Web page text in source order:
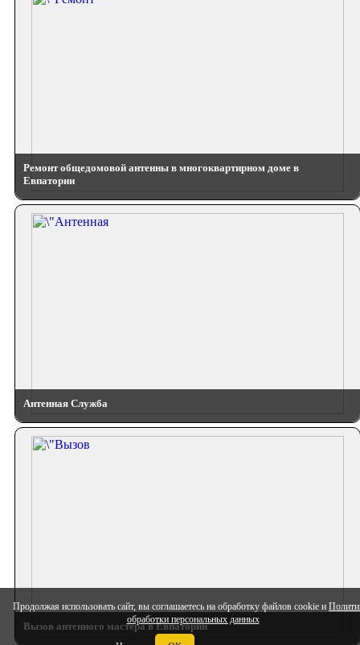
Продолжая использовать сайт, вы соглашаетесь на обработку файлов cookie и
обработки персональных данных
Ремонт общедомовой антенны в многоквартирном доме в
Евпатории
Антенная Служба
Вызов антенного мастера в Евпатории